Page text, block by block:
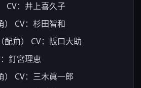
CV：井上喜久子
） CV：杉田智和
配角） CV：阪口大助
釘宮理恵
） CV：三木眞一郎